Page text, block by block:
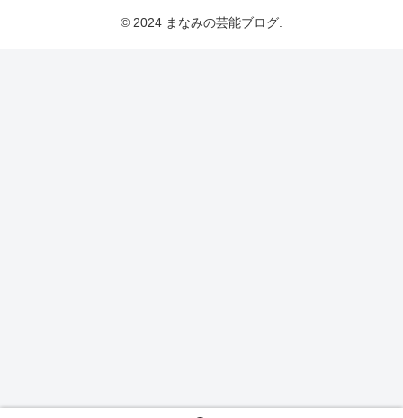
© 2024 まなみの芸能ブログ.